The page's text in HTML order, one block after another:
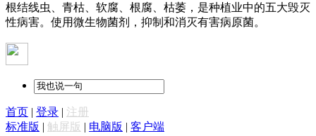
根结线虫、青枯、软腐、根腐、枯萎，是种植业中的五大毁灭
性病害。使用微生物菌剂，抑制和消灭有害病原菌。
首页 | 登录 | 注册
标准版 | 触屏版 | 电脑版 | 客户端